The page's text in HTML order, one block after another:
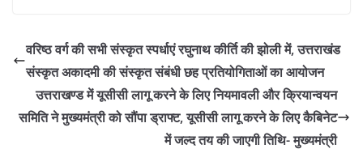
वरिष्ठ वर्ग की सभी संस्कृत स्पर्धाएं रघुनाथ कीर्ति की झोली में, उत्तराखंड
संस्कृत अकादमी की संस्कृत संबंधी छह प्रतियोगिताओं का आयोजन
उत्तराखण्ड में यूसीसी लागू करने के लिए नियमावली और क्रियान्वयन
समिति ने मुख्यमंत्री को सौंपा ड्राफ्ट, यूसीसी लागू करने के लिए कैबिनेट
में जल्द तय की जाएगी तिथि- मुख्यमंत्री